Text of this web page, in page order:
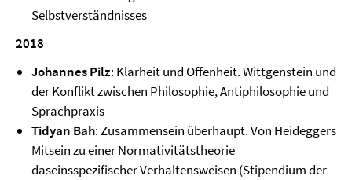
Selbstverständnisses
2018
Johannes Pilz: Klarheit und Offenheit. Wittgenstein und
der Konflikt zwischen Philosophie, Antiphilosophie und
Sprachpraxis
Tidyan Bah: Zusammensein überhaupt. Von Heideggers
Mitsein zu einer Normativitätstheorie
daseinsspezifischer Verhaltensweisen (Stipendium der